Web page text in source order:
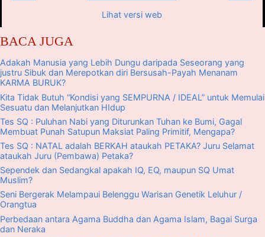
Lihat versi web
BACA JUGA
Adakah Manusia yang Lebih Dungu daripada Seseorang yang
justru Sibuk dan Merepotkan diri Bersusah-Payah Menanam
KARMA BURUK?
Kita Tidak Butuh “Kondisi yang SEMPURNA / IDEAL” untuk Memulai
Sesuatu dan Melanjutkan HIdup
Tes SQ : Puluhan Nabi yang Diturunkan Tuhan ke Bumi, Gagal
Membuat Punah Satupun Maksiat Paling Primitif, Mengapa?
Tes SQ : NATAL adalah BERKAH ataukah PETAKA? Juru Selamat
ataukah Juru (Pembawa) Petaka?
Sependek dan Sedangkal apakah IQ, EQ, maupun SQ Umat
Muslim?
Seni Bergerak Melampaui Belenggu Warisan Genetik Leluhur /
Orangtua
Perbedaan antara Agama Buddha dan Agama Islam, Bagai Surga
dan Neraka